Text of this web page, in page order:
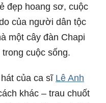
đẹp hoang sơ, cuộc
của người dân tộc
một cây đàn Chapi
cuộc sống.
của ca sĩ Lê Anh
khác – trau chuốt